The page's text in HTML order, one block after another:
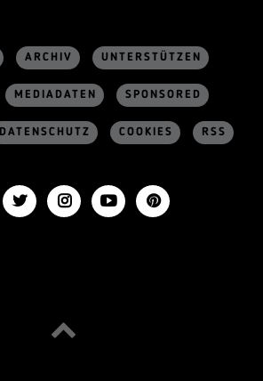
ARCHIV UNTERSTÜTZEN
MEDIADATEN SPONSORED
DATENSCHUTZ COOKIES RSS